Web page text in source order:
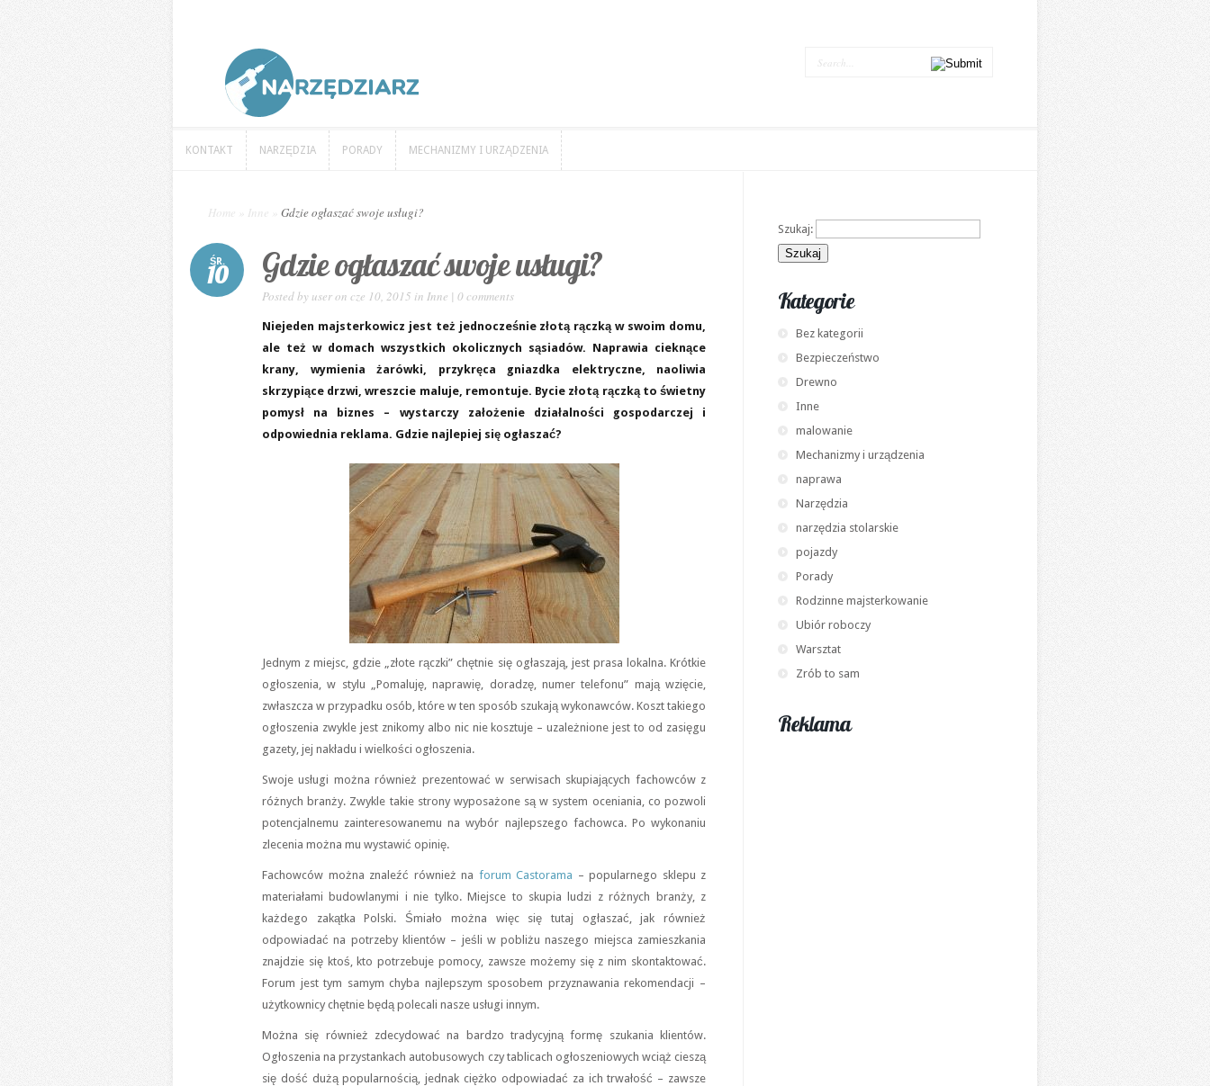
KONTAKT NARZĘDZIA PORADY MECHANIZMY I URZĄDZENIA
Home Inne Gdzie ogłaszać swoje usługi?
ŚR.
10 Gdzie ogłaszać swoje usługi?
Posted by useron cze 10, 2015 in Inne | 0 comments
Niejeden majsterkowicz jest też jednocześnie złotą rączką w swoim domu,
ale też w domach wszystkich okolicznych sąsiadów. Naprawia cieknące
krany, wymienia żarówki, przykręca gniazdka elektryczne, naoliwia
skrzypiące drzwi, wreszcie maluje, remontuje. Bycie złotą rączką to świetny
pomysł na biznes – wystarczy założenie działalności gospodarczej i
odpowiednia reklama. Gdzie najlepiej się ogłaszać?
Jednym z miejsc, gdzie „złote rączki” chętnie się ogłaszają, jest prasa lokalna. Krótkie
ogłoszenia, w stylu „Pomaluję, naprawię, doradzę, numer telefonu” mają wzięcie,
zwłaszcza w przypadku osób, które w ten sposób szukają wykonawców. Koszt takiego
ogłoszenia zwykle jest znikomy albo nic nie kosztuje – uzależnione jest to od zasięgu
gazety, jej nakładu i wielkości ogłoszenia.
Swoje usługi można również prezentować w serwisach skupiających fachowców z
różnych branży. Zwykle takie strony wyposażone są w system oceniania, co pozwoli
potencjalnemu zainteresowanemu na wybór najlepszego fachowca. Po wykonaniu
zlecenia można mu wystawić opinię.
Fachowców można znaleźć również na forum Castorama – popularnego sklepu z
materiałami budowlanymi i nie tylko. Miejsce to skupia ludzi z różnych branży, z
każdego zakątka Polski. Śmiało można więc się tutaj ogłaszać, jak również
odpowiadać na potrzeby klientów – jeśli w pobliżu naszego miejsca zamieszkania
znajdzie się ktoś, kto potrzebuje pomocy, zawsze możemy się z nim skontaktować.
Forum jest tym samym chyba najlepszym sposobem przyznawania rekomendacji –
użytkownicy chętnie będą polecali nasze usługi innym.
Można się również zdecydować na bardzo tradycyjną formę szukania klientów.
Ogłoszenia na przystankach autobusowych czy tablicach ogłoszeniowych wciąż cieszą
się dość dużą popularnością, jednak ciężko odpowiadać za ich trwałość – zawsze
Szukaj:
Kategorie
Bez kategorii
Bezpieczeństwo
Drewno
Inne
malowanie
Mechanizmy i urządzenia
naprawa
Narzędzia
narzędzia stolarskie
pojazdy
Porady
Rodzinne majsterkowanie
Ubiór roboczy
Warsztat
Zrób to sam
Reklama